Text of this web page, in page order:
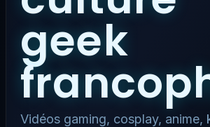
geek
Vidéos gaming, cosplay, anime,